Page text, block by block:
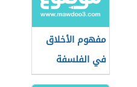
مفهوم الأخلاق
في الفلسفة